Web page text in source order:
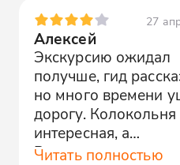
27
Алексей
Экскурсию ожидал
получше, гид
но много времени
дорогу. Колокольня
интересная, а
Романцевские горы -
Читать полностью